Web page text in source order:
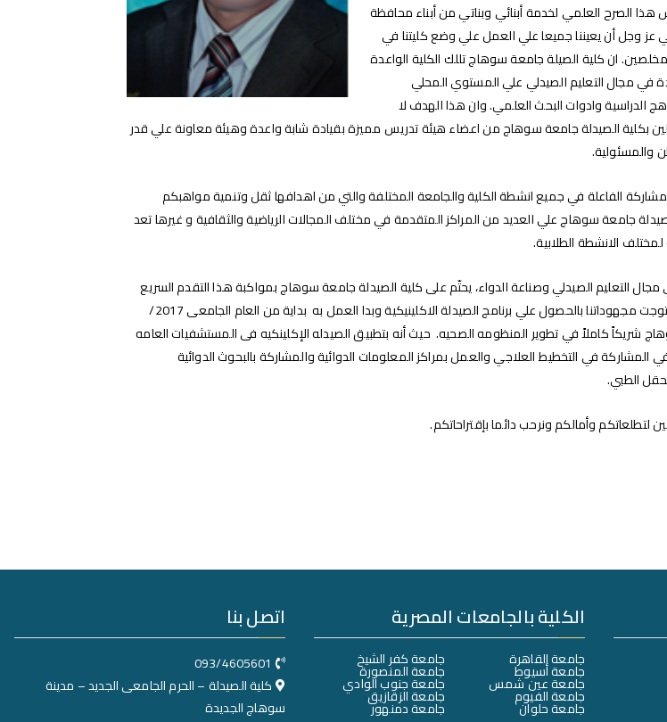
الصرح العلمي لخدمة أبنائي وبناتي من أبناء محافظة
عز وجل أن يعيننا جميعا علي العمل علي وضع كليتنا في
ان كلية الصيلة جامعة سوهاج تللك الكلية الواعدة
في مجال التعليم الصيدلي علي المستوي المحلي
الدراسية وادوات البحث العلمي. وان هذا الهدف لا
بكلية الصيدلة جامعة سوهاج من اعضاء هيئة تدريس مميزة بقيادة شابة واعدة وهيئة معاونة علي قدر
والمسئولية.
الفاعلة في جميع انشطة الكلية والجامعة المختلفة والتي من اهدافها ثقل وتنمية مواهبكم
جامعة سوهاج علي العديد من المراكز المتقدمة في مختلف المجالات الرياضية والثقافية و غيرها تعد
الانشطة الطلابية.
التعليم الصيدلي وصناعة الدواء، يحتّم على كلية الصيدلة جامعة سوهاج بمواكبة هذا التقدم السريع
لتلبية احتياجات المجتمع المتغيرة لذا فقد توجت مجهوداتنا بالحصول علي برنامج الصيدلة الاكلينيكية وبدا العمل به بداية من العام الجامعى 2017/
شريكاً كاملاً في تطوير المنظومه الصحيه. حيث أنه بتطبيق الصيدله الإكلينكيه فى المستشفيات العامه
في التخطيط العلاجي والعمل بمراكز المعلومات الدوائية والمشاركة بالبحوث الدوائية
الطبي.
وأمالكم ونرحب دائما بإقتراحاتكم.
الكلية بالجامعات المصرية
جامعة القاهرة
جامعة أسيوط
جامعة عين شمس
جامعة الفيوم
جامعة حلوان
جامعة كفر الشيخ
جامعة المنصورة
جامعة جنوب الوادي
جامعة الزقازيق
جامعة دمنهور
اتصل بنا
093/4605601
كلية الصيدلة – الحرم الجامعى الجديد – مدينة
سوهاج الجديدة